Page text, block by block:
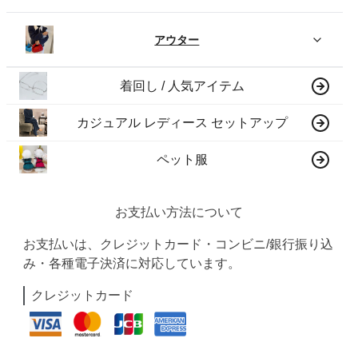
アウター
着回し / 人気アイテム
カジュアル レディース セットアップ
ペット服
お支払い方法について
お支払いは、クレジットカード・コンビニ/銀行振り込
み・各種電子決済に対応しています。
クレジットカード